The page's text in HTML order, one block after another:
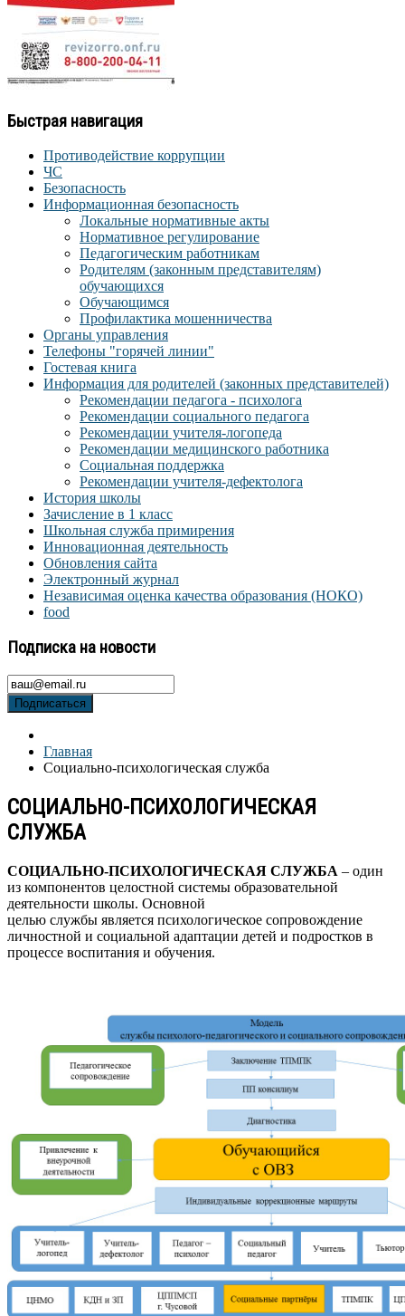
Быстрая навигация
Противодействие коррупции
ЧС
Безопасность
Информационная безопасность
Локальные нормативные акты
Нормативное регулирование
Педагогическим работникам
Родителям (законным представителям)
обучающихся
Обучающимся
Профилактика мошенничества
Органы управления
Телефоны "горячей линии"
Гостевая книга
Информация для родителей (законных представителей)
Рекомендации педагога - психолога
Рекомендации социального педагога
Рекомендации учителя-логопеда
Рекомендации медицинского работника
Социальная поддержка
Рекомендации учителя-дефектолога
История школы
Зачисление в 1 класс
Школьная служба примирения
Инновационная деятельность
Обновления сайта
Электронный журнал
Независимая оценка качества образования (НОКО)
food
Подписка на новости
Подписаться
Главная
Социально-психологическая служба
СОЦИАЛЬНО-ПСИХОЛОГИЧЕСКАЯ
СЛУЖБА
СОЦИАЛЬНО-ПСИХОЛОГИЧЕСКАЯ СЛУЖБА – один
из компонентов целостной системы образовательной
деятельности школы. Основной
целью службы является психологическое сопровождение
личностной и социальной адаптации детей и подростков в
процессе воспитания и обучения.